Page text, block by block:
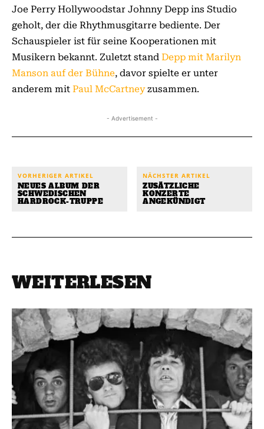
Joe Perry Hollywoodstar Johnny Depp ins Studio
geholt, der die Rhythmusgitarre bediente. Der
Schauspieler ist für seine Kooperationen mit
Musikern bekannt. Zuletzt stand Depp mit Marilyn
Manson auf der Bühne, davor spielte er unter
anderem mit Paul McCartneyzusammen.
- Advertisement -
VORHERIGER ARTIKEL
NEUES ALBUM DER
SCHWEDISCHEN
HARDROCK-TRUPPE
NÄCHSTER ARTIKEL
ZUSÄTZLICHE
KONZERTE
ANGEKÜNDIGT
WEITERLESEN